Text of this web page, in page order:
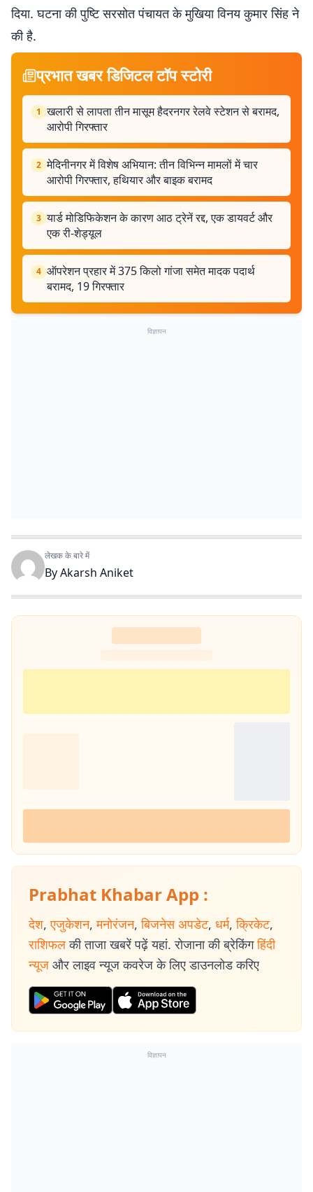
दिया. घटना की पुष्टि सरसोत पंचायत के मुखिया विनय कुमार सिंह ने
की है.
प्रभात खबर डिजिटल टॉप स्टोरी
1 खलारी से लापता तीन मासूम हैदरनगर रेलवे स्टेशन से बरामद,
आरोपी गिरफ्तार
2 मेदिनीनगर में विशेष अभियान: तीन विभिन्न मामलों में चार
आरोपी गिरफ्तार, हथियार और बाइक बरामद
3 यार्ड मोडिफिकेशन के कारण आठ ट्रेनें रद्द, एक डायवर्ट और
एक री-शेड्यूल
4 ऑपरेशन प्रहार में 375 किलो गांजा समेत मादक पदार्थ
बरामद, 19 गिरफ्तार
विज्ञापन
लेखक के बारे में
ByAkarsh Aniket
Prabhat Khabar App :
देश, एजुकेशन, मनोरंजन, बिजनेस अपडेट, धर्म, क्रिकेट,
राशिफल की ताजा खबरें पढ़ें यहां. रोजाना की ब्रेकिंग हिंदी
न्यूज और लाइव न्यूज कवरेज के लिए डाउनलोड करिए
विज्ञापन